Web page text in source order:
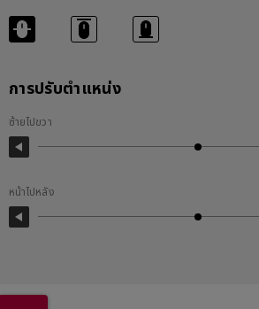
การปรับตำแหน่ง
ซ้ายไปขวา
หน้าไปหลัง